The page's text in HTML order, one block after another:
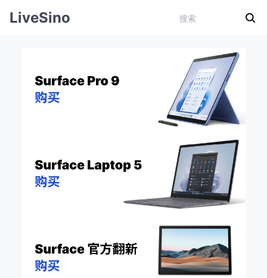
LiveSino